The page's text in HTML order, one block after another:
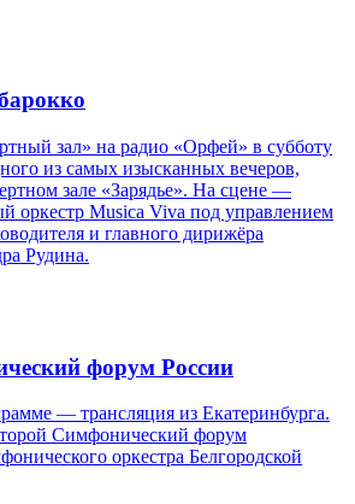
зал» на радио «Орфей» в субботу
из самых изысканных вечеров,
зале «Зарядье». На сцене —
оркестр Musica Viva под управлением
и главного дирижёра
Рудина.
форум России
— трансляция из Екатеринбурга.
Симфонический форум
оркестра Белгородской